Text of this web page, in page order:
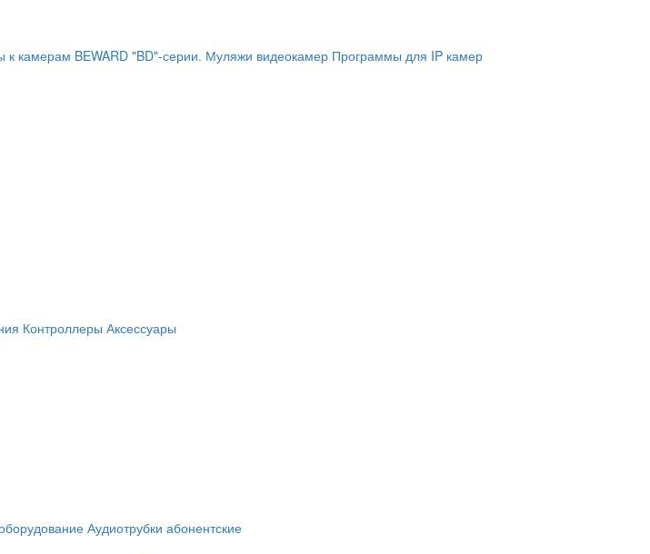
камерам BEWARD "BD"-серии. Муляжи видеокамер Программы для IP камер
Контроллеры Аксессуары
Аудиотрубки абонентские